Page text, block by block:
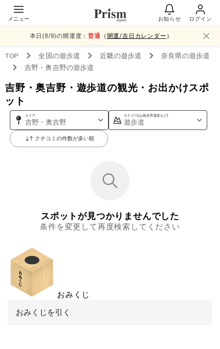
メニュー お知らせ ログイン
本日(8/9)の開運度：普通 （ 開運/吉日カレンダー ）
TOP 全国の遊歩道 近畿の遊歩道 奈良県の遊歩道
吉野・奥吉野の遊歩道
吉野・奥吉野・遊歩道の観光・お出かけスポ
ット
エリア
吉野・奥吉野
カテゴリ(山,城,世界遺産など)
遊歩道
クチコミの件数が多い順
スポットが見つかりませんでした
条件を変更して再度検索してください
おみくじ
おみくじを引く